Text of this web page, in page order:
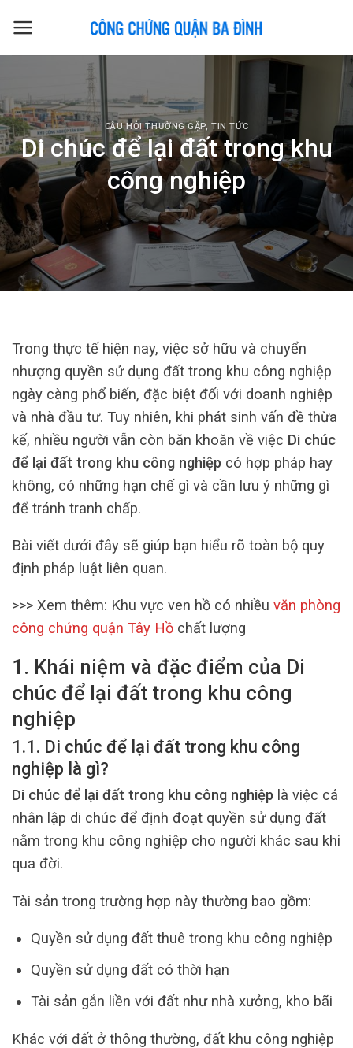
CÂU HỎI THƯỜNG GẶP,TIN TỨC
Di chúc để lại đất trong khu
công nghiệp
Trong thực tế hiện nay, việc sở hữu và chuyển
nhượng quyền sử dụng đất trong khu công nghiệp
ngày càng phổ biến, đặc biệt đối với doanh nghiệp
và nhà đầu tư. Tuy nhiên, khi phát sinh vấn đề thừa
kế, nhiều người vẫn còn băn khoăn về việc Di chúc
để lại đất trong khu công nghiệp có hợp pháp hay
không, có những hạn chế gì và cần lưu ý những gì
để tránh tranh chấp.
Bài viết dưới đây sẽ giúp bạn hiểu rõ toàn bộ quy
định pháp luật liên quan.
>>> Xem thêm: Khu vực ven hồ có nhiều văn phòng
công chứng quận Tây Hồ chất lượng
1. Khái niệm và đặc điểm của Di
chúc để lại đất trong khu công
nghiệp
1.1. Di chúc để lại đất trong khu công
nghiệp là gì?
Di chúc để lại đất trong khu công nghiệp là việc cá
nhân lập di chúc để định đoạt quyền sử dụng đất
nằm trong khu công nghiệp cho người khác sau khi
qua đời.
Tài sản trong trường hợp này thường bao gồm:
Quyền sử dụng đất thuê trong khu công nghiệp
Quyền sử dụng đất có thời hạn
Tài sản gắn liền với đất như nhà xưởng, kho bãi
Khác với đất ở thông thường, đất khu công nghiệp